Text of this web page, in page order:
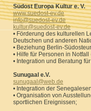
Südost Europa Kultur e. V.
www.suedost-ev.de
info@suedost-ev.de
kultur@suedost-ev.de
• Förderung des kulturellen
Deutschen und anderen
• Beziehung Berlin-
• Hilfe für Personen in
• Integration und Beratung
Sunugaal e.V.
sunugaal@web.de
• Integration der
• Organisation von
sportlichen Ereignissen;